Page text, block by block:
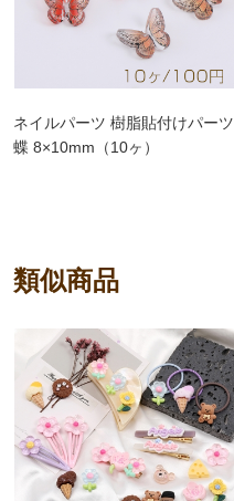
ネイルパーツ 樹脂貼付けパーツ
蝶 8×10mm（10ヶ）
類似商品